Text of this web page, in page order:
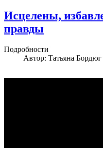
Исцелены,
правды
Подробности
Автор: Татьяна Бордюг